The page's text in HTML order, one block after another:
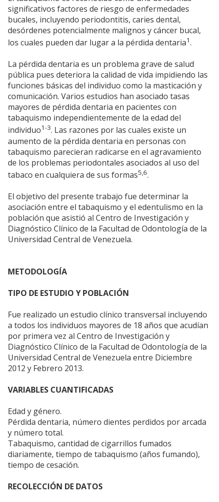
significativos factores de riesgo de enfermedades
bucales, incluyendo periodontitis, caries dental,
desórdenes potencialmente malignos y cáncer bucal,
los cuales pueden dar lugar a la pérdida dentaria1.
La pérdida dentaria es un problema grave de salud
pública pues deteriora la calidad de vida impidiendo las
funciones básicas del individuo como la masticación y
comunicación. Varios estudios han asociado tasas
mayores de pérdida dentaria en pacientes con
tabaquismo independientemente de la edad del
individuo1-3. Las razones por las cuales existe un
aumento de la pérdida dentaria en personas con
tabaquismo parecieran radicarse en el agravamiento
de los problemas periodontales asociados al uso del
tabaco en cualquiera de sus formas5,6.
El objetivo del presente trabajo fue determinar la
asociación entre el tabaquismo y el edentulismo en la
población que asistió al Centro de Investigación y
Diagnóstico Clínico de la Facultad de Odontología de la
Universidad Central de Venezuela.
METODOLOGÍA
TIPO DE ESTUDIO Y POBLACIÓN
Fue realizado un estudio clínico transversal incluyendo
a todos los individuos mayores de 18 años que acudían
por primera vez al Centro de Investigación y
Diagnóstico Clínico de la Facultad de Odontología de la
Universidad Central de Venezuela entre Diciembre
2012 y Febrero 2013.
VARIABLES CUANTIFICADAS
Edad y género.
Pérdida dentaria, número dientes perdidos por arcada
y número total.
Tabaquismo, cantidad de cigarrillos fumados
diariamente, tiempo de tabaquismo (años fumando),
tiempo de cesación.
RECOLECCIÓN DE DATOS